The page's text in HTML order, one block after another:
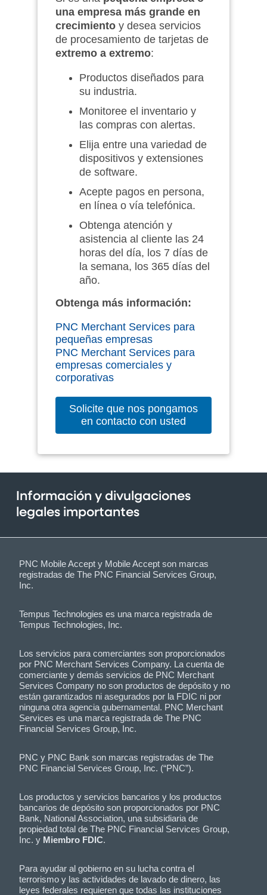
una empresa más grande en
crecimiento y desea servicios
de procesamiento de tarjetas de
extremo a extremo:
Productos diseñados para
su industria.
Monitoree el inventario y
las compras con alertas.
Elija entre una variedad de
dispositivos y extensiones
de software.
Acepte pagos en persona,
en línea o vía telefónica.
Obtenga atención y
asistencia al cliente las 24
horas del día, los 7 días de
la semana, los 365 días del
año.
Obtenga más información:
PNC Merchant Services para
pequeñas empresas
PNC Merchant Services para
empresas comerciales y
corporativas
Solicite que nos pongamos
en contacto con usted
Información y divulgaciones
legales importantes
PNC Mobile Accept y Mobile Accept son marcas
registradas de The PNC Financial Services Group,
Inc.
Tempus Technologies es una marca registrada de
Tempus Technologies, Inc.
Los servicios para comerciantes son proporcionados
por PNC Merchant Services Company. La cuenta de
comerciante y demás servicios de PNC Merchant
Services Company no son productos de depósito y no
están garantizados ni asegurados por la FDIC ni por
ninguna otra agencia gubernamental. PNC Merchant
Services es una marca registrada de The PNC
Financial Services Group, Inc.
PNC y PNC Bank son marcas registradas de The
PNC Financial Services Group, Inc. (“PNC”).
Los productos y servicios bancarios y los productos
bancarios de depósito son proporcionados por PNC
Bank, National Association, una subsidiaria de
propiedad total de The PNC Financial Services Group,
Inc. y Miembro FDIC.
Para ayudar al gobierno en su lucha contra el
terrorismo y las actividades de lavado de dinero, las
leyes federales requieren que todas las instituciones